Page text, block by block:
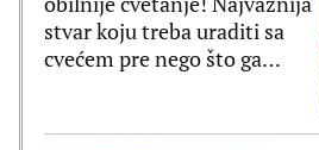
stvar koju treba uraditi sa
cvećem pre nego što ga